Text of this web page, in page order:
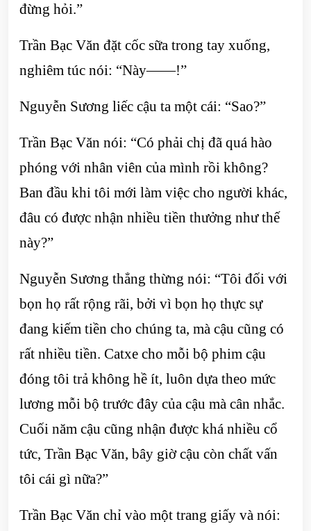
đừng hỏi.”
Trần Bạc Văn đặt cốc sữa trong tay xuống,
nghiêm túc nói: “Này——!”
Nguyễn Sương liếc cậu ta một cái: “Sao?”
Trần Bạc Văn nói: “Có phải chị đã quá hào
phóng với nhân viên của mình rồi không?
Ban đầu khi tôi mới làm việc cho người khác,
đâu có được nhận nhiều tiền thưởng như thế
này?”
Nguyễn Sương thẳng thừng nói: “Tôi đối với
bọn họ rất rộng rãi, bởi vì bọn họ thực sự
đang kiếm tiền cho chúng ta, mà cậu cũng có
rất nhiều tiền. Catxe cho mỗi bộ phim cậu
đóng tôi trả không hề ít, luôn dựa theo mức
lương mỗi bộ trước đây của cậu mà cân nhắc.
Cuối năm cậu cũng nhận được khá nhiều cổ
tức, Trần Bạc Văn, bây giờ cậu còn chất vấn
tôi cái gì nữa?”
Trần Bạc Văn chỉ vào một trang giấy và nói: